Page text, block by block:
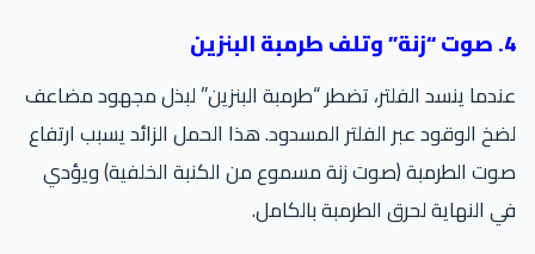
ينسد الفلتر، تضطر “طرمبة البنزين” لبذل مجهود مضاعف
الوقود عبر الفلتر المسدود. هذا الحمل الزائد يسبب ارتفاع
الطرمبة (صوت زنة مسموع من الكنبة الخلفية) ويؤدي
النهاية لحرق الطرمبة بالكامل.